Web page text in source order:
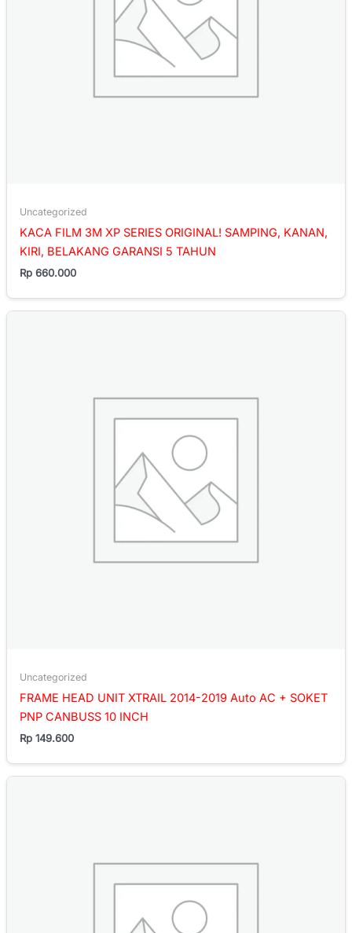
Uncategorized
KACA FILM 3M XP SERIES ORIGINAL! SAMPING, KANAN,
KIRI, BELAKANG GARANSI 5 TAHUN
Rp 660.000
Uncategorized
FRAME HEAD UNIT XTRAIL 2014-2019 Auto AC + SOKET
PNP CANBUSS 10 INCH
Rp 149.600